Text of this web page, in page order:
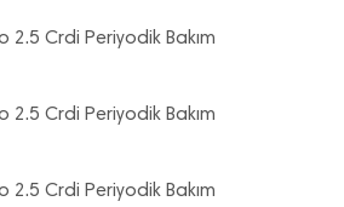
2.5 Crdi Periyodik Bakım
2.5 Crdi Periyodik Bakım
2.5 Crdi Periyodik Bakım